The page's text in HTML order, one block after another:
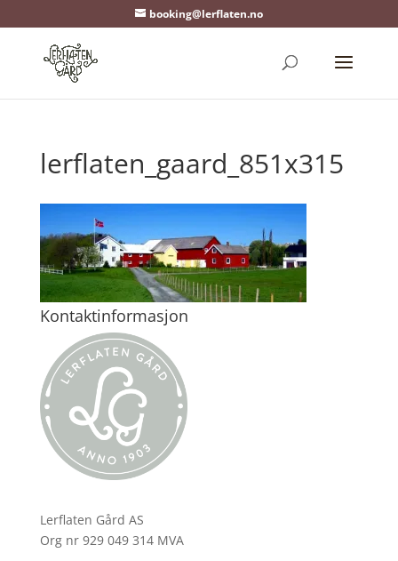
booking@lerflaten.no
lerflaten_gaard_851x315
Kontaktinformasjon
Lerflaten Gård AS
Org nr 929 049 314 MVA